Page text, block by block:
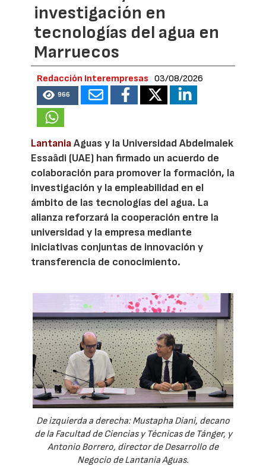
investigación en
tecnologías del agua en
Marruecos
Redacción Interempresas 03/08/2026
966
LantaniaAguas y la Universidad Abdelmalek
Essaâdi (UAE) han firmado un acuerdo de
colaboración para promover la formación, la
investigación y la empleabilidad en el
ámbito de las tecnologías del agua. La
alianza reforzará la cooperación entre la
universidad y la empresa mediante
iniciativas conjuntas de innovación y
transferencia de conocimiento.
De izquierda a derecha: Mustapha Diani, decano
de la Facultad de Ciencias y Técnicas de Tánger, y
Antonio Borrero, director de Desarrollo de
Negocio de Lantania Aguas.